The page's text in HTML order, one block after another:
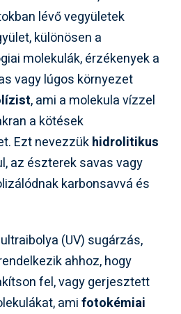
lévő vegyületek
különösen a
molekulák, érzékenyek a
vagy lúgos környezet
, ami a molekula vízzel
a kötések
Ezt nevezzükhidrolitikus
az észterek savas vagy
karbonsavvá és
(UV) sugárzás,
ahhoz, hogy
fel, vagy gerjesztett
amifotokémiai